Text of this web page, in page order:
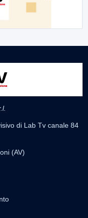
di Lab Tv canale 84
(AV)